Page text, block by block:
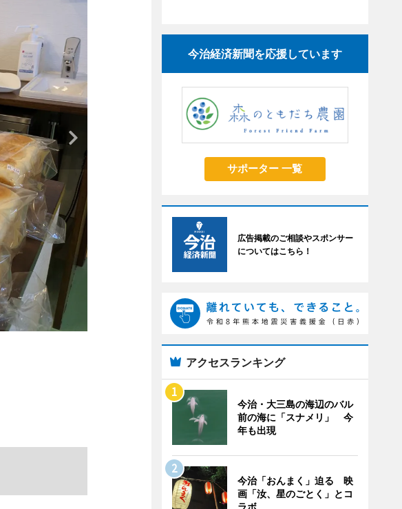
今治経済新聞を応援しています
サポーター 一覧
広告掲載のご相談やスポンサー
についてはこちら！
アクセスランキング
今治・大三島の海辺のバル
前の海に「スナメリ」 今
年も出現
今治「おんまく」迫る 映
画「汝、星のごとく」とコ
ラボ